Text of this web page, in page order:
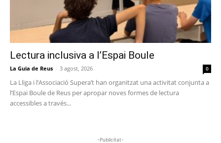
Lectura inclusiva a l’Espai Boule
La Guia de Reus - 3 agost, 2026 0
La Lliga i l’Associació Supera’t han organitzat una activitat conjunta a
l’Espai Boule de Reus per apropar noves formes de lectura
accessibles a través...
-Publicitat-